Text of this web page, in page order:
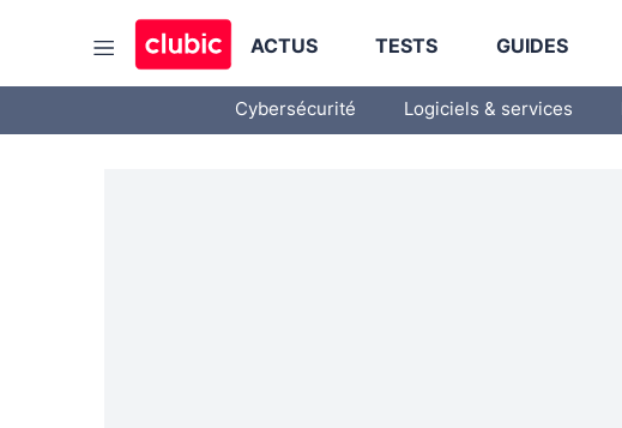
ACTUS TESTS GUIDES
Cybersécurité Logiciels & services